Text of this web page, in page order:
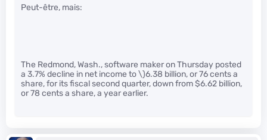
Peut-être, mais:
The Redmond, Wash., software maker on Thursday posted
a 3.7% decline in net income to \)6.38 billion, or 76 cents a
share, for its fiscal second quarter, down from $6.62 billion,
or 78 cents a share, a year earlier.